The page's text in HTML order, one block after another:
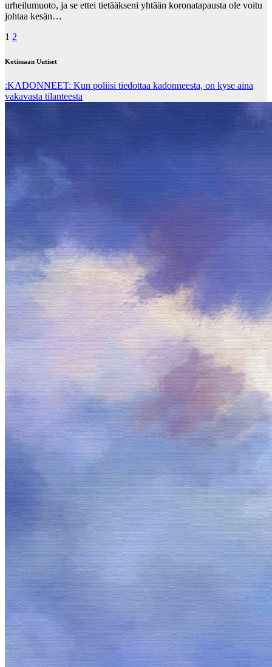
urheilumuoto, ja se ettei tietääkseni yhtään koronatapausta ole voitu
johtaa kesän…
Posts
pagination
1 2
Kotimaan Uutiset
:KADONNEET: Kun poliisi tiedottaa kadonneesta, on kyse aina
vakavasta tilanteesta